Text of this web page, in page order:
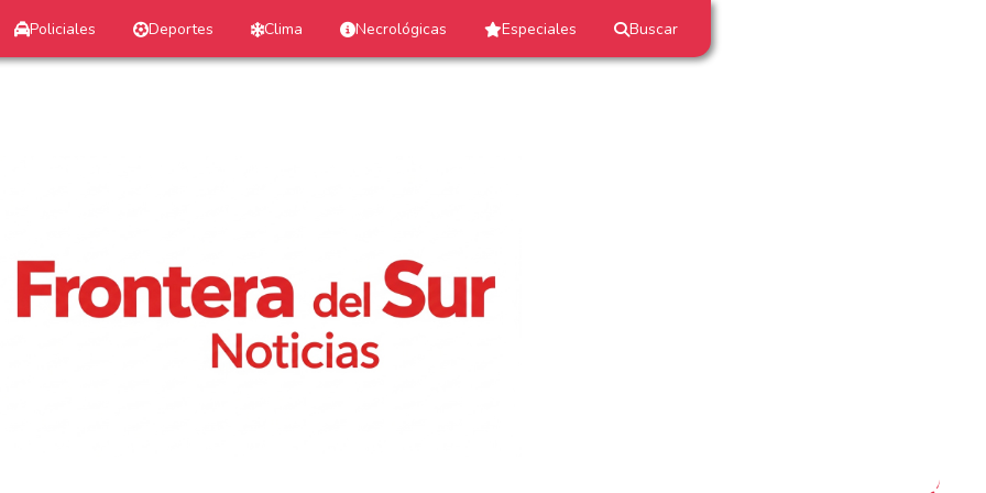
Policiales Deportes Clima Necrológicas Especiales Buscar